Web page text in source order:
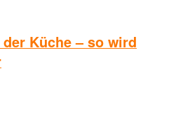
Küche – so wird